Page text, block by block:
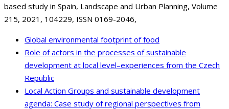
based study in Spain, Landscape and Urban Planning, Volume
215, 2021, 104229, ISSN 0169-2046,
Global environmental footprint of food
Role of actors in the processes of sustainable
development at local level–experiences from the Czech
Republic
Local Action Groups and sustainable development
agenda: Case study of regional perspectives from